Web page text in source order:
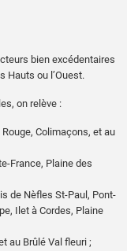
Piton Ste-Rose.
Jacob ;
Chicots.
bien excédentaires
Hauts ou l’Ouest.
on relève :
Colimaçons, et au
France, Plaine des
de Nèfles St-Paul, Pont-
Ilet à Cordes, Plaine
au Brûlé Val fleuri ;